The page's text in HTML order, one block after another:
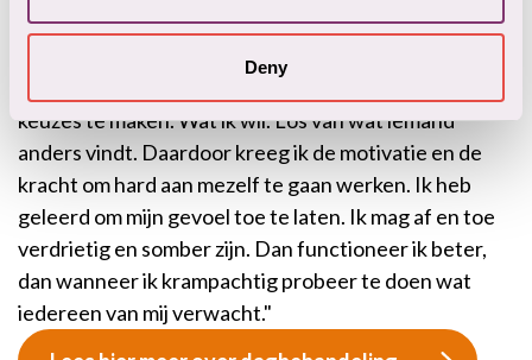
Deny
Keuzes
keuzes te maken. Wat ik wil. Los van wat iemand
anders vindt. Daardoor kreeg ik de motivatie en de
kracht om hard aan mezelf te gaan werken. Ik heb
geleerd om mijn gevoel toe te laten. Ik mag af en toe
verdrietig en somber zijn. Dan functioneer ik beter,
dan wanneer ik krampachtig probeer te doen wat
iedereen van mij verwacht."